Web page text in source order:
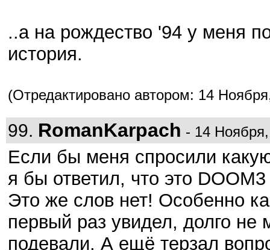
..а на рождество '94 у меня
история.
(Отредактировано автором: 14
99. RomanKarpach - 14
Если бы меня спросили
я бы ответил, что это
Это же слов нет! Особенно
первый раз увидел, долго не
подевали. А ещё терзал